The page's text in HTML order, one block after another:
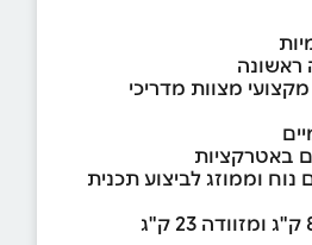
ראשונה
מצוות מדריכי
באטרקציות
נוח וממוזג לביצוע תכנית